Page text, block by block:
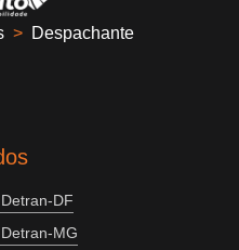
> Despachante
DF
MG